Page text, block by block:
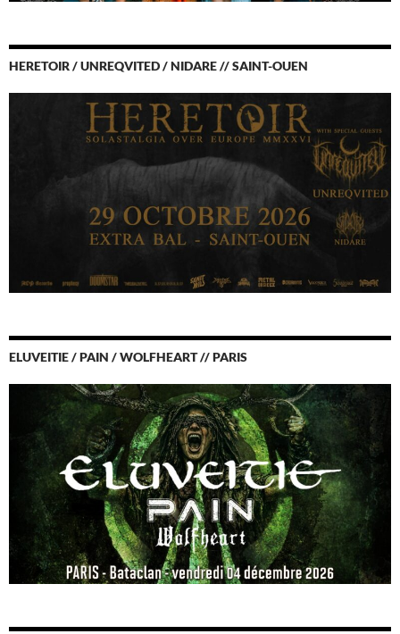
HERETOIR / UNREQVITED / NIDARE // SAINT-OUEN
ELUVEITIE / PAIN / WOLFHEART // PARIS